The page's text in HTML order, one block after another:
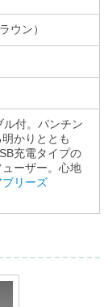
ウン）
付。パンチン
かりととも
充電タイプの
ーザー。心地
ブリーズ